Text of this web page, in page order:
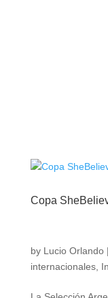
Copa
by Lucio Orlando|
internacionales,